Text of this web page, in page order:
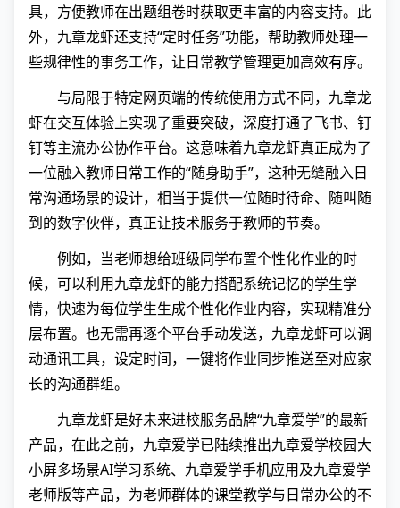
具，方便教师在出题组卷时获取更丰富的内容支持。此
外，九章龙虾还支持“定时任务”功能，帮助教师处理一
些规律性的事务工作，让日常教学管理更加高效有序。
与局限于特定网页端的传统使用方式不同，九章龙
虾在交互体验上实现了重要突破，深度打通了飞书、钉
钉等主流办公协作平台。这意味着九章龙虾真正成为了
一位融入教师日常工作的“随身助手”，这种无缝融入日
常沟通场景的设计，相当于提供一位随时待命、随叫随
到的数字伙伴，真正让技术服务于教师的节奏。
例如，当老师想给班级同学布置个性化作业的时
候，可以利用九章龙虾的能力搭配系统记忆的学生学
情，快速为每位学生生成个性化作业内容，实现精准分
层布置。也无需再逐个平台手动发送，九章龙虾可以调
动通讯工具，设定时间，一键将作业同步推送至对应家
长的沟通群组。
九章龙虾是好未来进校服务品牌“九章爱学”的最新
产品，在此之前，九章爱学已陆续推出九章爱学校园大
小屏多场景AI学习系统、九章爱学手机应用及九章爱学
老师版等产品，为老师群体的课堂教学与日常办公的不